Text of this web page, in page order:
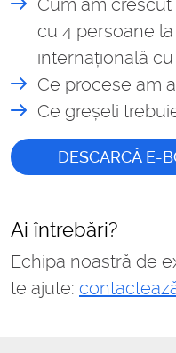
Cum am
cu 4 persoane
internațională
Ce procese am
Ce greșeli
DESCARCĂ E-
Ai întrebări?
Echipa noastră de
te ajute: